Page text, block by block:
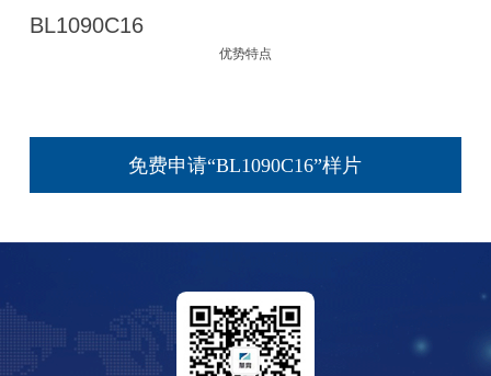
BL1090C16
优势特点
免费申请“BL1090C16”样片